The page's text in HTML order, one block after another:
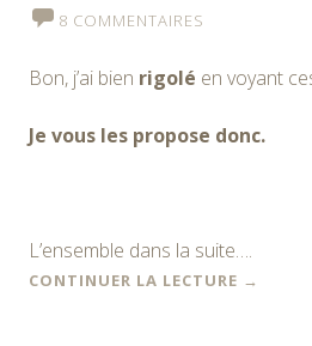
8 COMMENTAIRES
Bon, j’ai bien rigolé en voyant
Je vous les propose donc.
L’ensemble dans la suite….
CONTINUER LA LECTURE →